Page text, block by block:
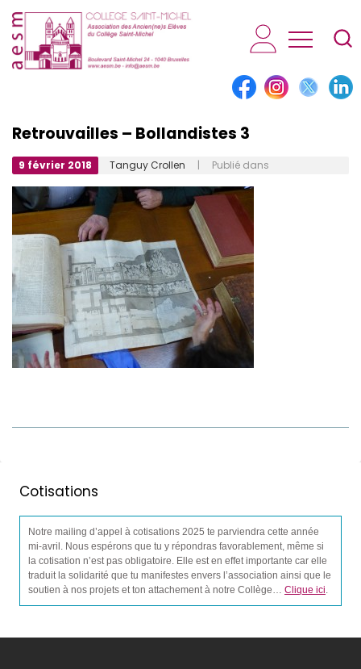
AESM...
Retrouvailles – Bollandistes 3
9 février 2018 Tanguy Crollen | Publié dans
Cotisations
Notre mailing d’appel à cotisations 2025 te parviendra cette année
mi-avril. Nous espérons que tu y répondras favorablement, même si
la cotisation n’est pas obligatoire. Elle est en effet importante car elle
traduit la solidarité que tu manifestes envers l’association ainsi que le
soutien à nos projets et ton attachement à notre Collège… Clique ici.